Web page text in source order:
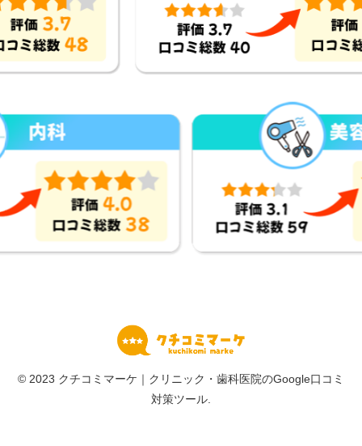
© 2023 クチコミマーケ｜クリニック・歯科医院のGoogle口コミ
対策ツール.